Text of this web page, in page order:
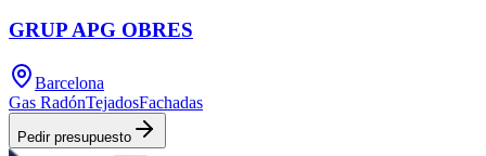
GRUP APG OBRES
Barcelona
Gas RadónTejadosFachadas
Pedir presupuesto